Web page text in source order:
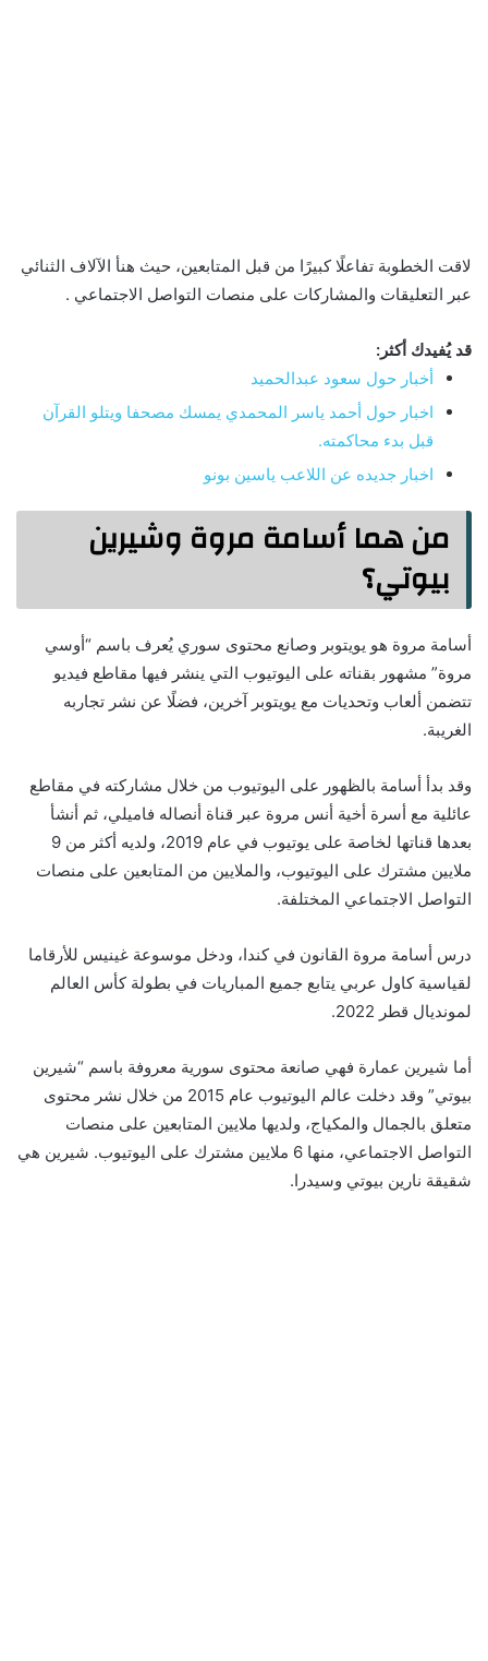
لاقت الخطوبة تفاعلًا كبيرًا من قبل المتابعين، حيث هنأ الآلاف الثنائي
عبر التعليقات والمشاركات على منصات التواصل الاجتماعي .
قد يُفيدك أكثر:
أخبار حول سعود عبدالحميد
اخبار حول أحمد ياسر المحمدي يمسك مصحفا ويتلو القرآن
قبل بدء محاكمته.
اخبار جديده عن اللاعب ياسين بونو
من هما أسامة مروة وشيرين
بيوتي؟
أسامة مروة هو يويتوبر وصانع محتوى سوري يُعرف باسم “أوسي
مروة” مشهور بقناته على اليوتيوب التي ينشر فيها مقاطع فيديو
تتضمن ألعاب وتحديات مع يويتوبر آخرين، فضلًا عن نشر تجاربه
الغريبة.
وقد بدأ أسامة بالظهور على اليوتيوب من خلال مشاركته في مقاطع
عائلية مع أسرة أخية أنس مروة عبر قناة أنصاله فاميلي، ثم أنشأ
بعدها قناتها لخاصة على يوتيوب في عام 2019، ولديه أكثر من 9
ملايين مشترك على اليوتيوب، والملايين من المتابعين على منصات
التواصل الاجتماعي المختلفة.
درس أسامة مروة القانون في كندا، ودخل موسوعة غينيس للأرقاما
لقياسية كاول عربي يتابع جميع المباريات في بطولة كأس العالم
لمونديال قطر 2022.
أما شيرين عمارة فهي صانعة محتوى سورية معروفة باسم “شيرين
بيوتي” وقد دخلت عالم اليوتيوب عام 2015 من خلال نشر محتوى
متعلق بالجمال والمكياج، ولديها ملايين المتابعين على منصات
التواصل الاجتماعي، منها 6 ملايين مشترك على اليوتيوب. شيرين هي
شقيقة نارين بيوتي وسيدرا.